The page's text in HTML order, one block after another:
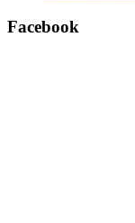
Facebook